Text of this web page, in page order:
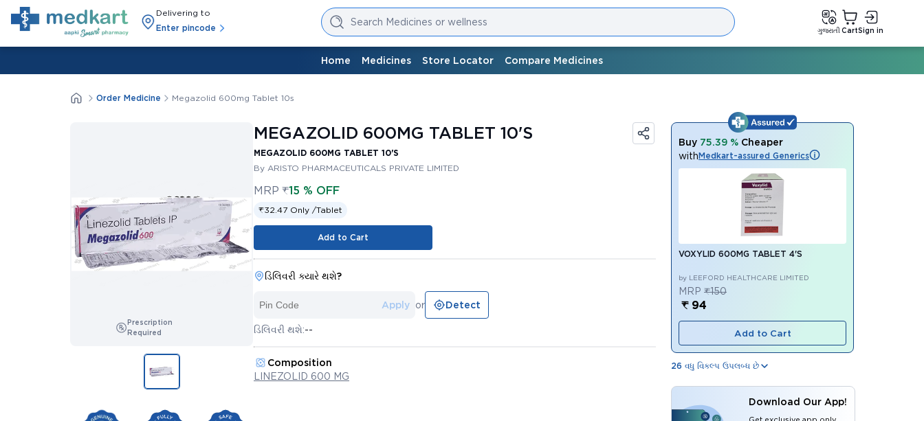
Delivering to
Enter pincode
Search Medicines or wellness
ગુજરાતી CartSign in
Home Medicines Store Locator Compare Medicines
Order Medicine Megazolid 600mg Tablet 10s
Prescription
Required
MEGAZOLID 600MG TABLET 10'S
MEGAZOLID 600MG TABLET 10'S
By ARISTO PHARMACEUTICALS PRIVATE LIMITED
MRP ₹15 % OFF
₹32.47 Only /Tablet
Add to Cart
ડિલિવરી ક્યારે થશે?
Apply or Detect
ડિલિવરી થશે:--
Composition
LINEZOLID 600 MG
Buy 75.39 % Cheaper
withMedkart-assured Generics
VOXYLID 600MG TABLET 4'S
by LEEFORD HEALTHCARE LIMITED
MRP ₹150
₹ 94
Add to Cart
26 વધુ વિકલ્પ ઉપલબ્ધ છે
Download Our App!